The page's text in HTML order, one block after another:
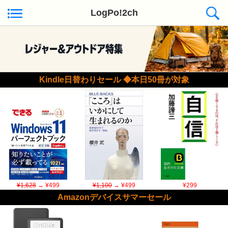
LogPo!2ch
Kindle日替わりセール ◆本日50冊が対象
¥1,628→ ¥499 ¥1,100→ ¥499 ¥299
Amazonデバイスサマーセール